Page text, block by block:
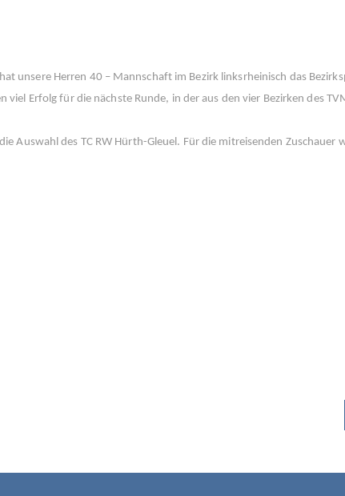
unsere Herren 40 – Mannschaft im Bezirk linksrheinisch das
Erfolg für die nächste Runde, in der aus den vier Bezirken des
Auswahl des TC RW Hürth-Gleuel. Für die mitreisenden Zuschauer